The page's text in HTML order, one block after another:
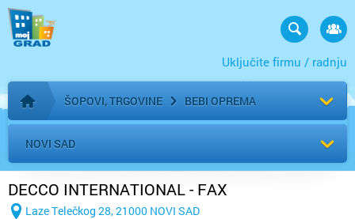
Uključite firmu / radnju
Početna stranica
ŠOPOVI, TRGOVINE BEBI OPREMA
NOVI SAD
DECCO INTERNATIONAL - FAX
Laze Telečkog 28, 21000 NOVI SAD